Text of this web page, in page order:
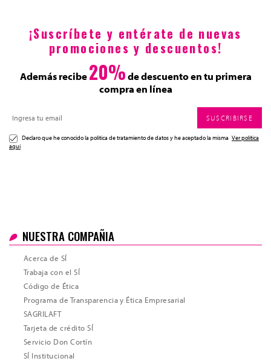
¡Suscríbete y entérate de nuevas
promociones y descuentos!
Además recibe20%de descuento en tu primera
compra en línea
SUSCRIBIRSE
Declaro que he conocido la politica de tratamiento de datos y he aceptado la misma Ver política
aquí
NUESTRA COMPAÑIA
Acerca de SÍ
Trabaja con el SÍ
Código de Ética
Programa de Transparencia y Ética Empresarial
SAGRILAFT
Tarjeta de crédito SÍ
Servicio Don Cortín
SÍ Institucional